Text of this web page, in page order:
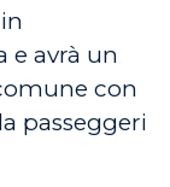
e avrà un
con
passeggeri